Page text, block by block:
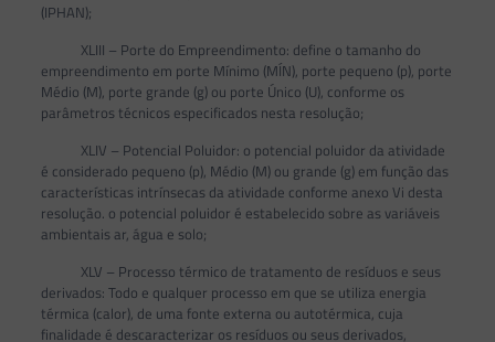
(IPHAN);
XLIII – Porte do Empreendimento: define o tamanho do
empreendimento em porte Mínimo (MÍN), porte pequeno (p), porte
Médio (M), porte grande (g) ou porte Único (U), conforme os
parâmetros técnicos especificados nesta resolução;
XLIV – Potencial Poluidor: o potencial poluidor da atividade
é considerado pequeno (p), Médio (M) ou grande (g) em função das
características intrínsecas da atividade conforme anexo Vi desta
resolução. o potencial poluidor é estabelecido sobre as variáveis
ambientais ar, água e solo;
XLV – Processo térmico de tratamento de resíduos e seus
derivados: Todo e qualquer processo em que se utiliza energia
térmica (calor), de uma fonte externa ou autotérmica, cuja
finalidade é descaracterizar os resíduos ou seus derivados,